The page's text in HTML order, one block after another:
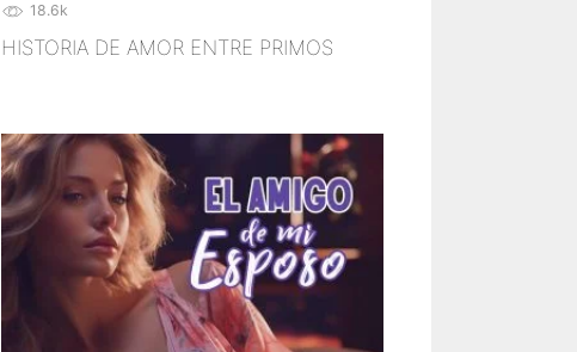
18.6k
HISTORIA DE AMOR ENTRE PRIMOS